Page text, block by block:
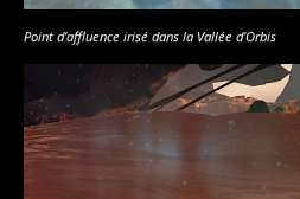
Point d’affluence irisé dans la Vallée d’Orbis